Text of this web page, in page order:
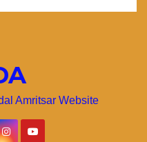
Amritsar Website